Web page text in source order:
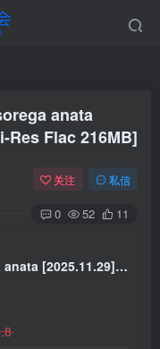
anata
Res Flac 216MB]
关注 私信
0 52 11
sidenerds – wasurerarenai, sorega anata [2025.11.29] [24Bit/48kHz] [Hi-Res Flac 216MB]